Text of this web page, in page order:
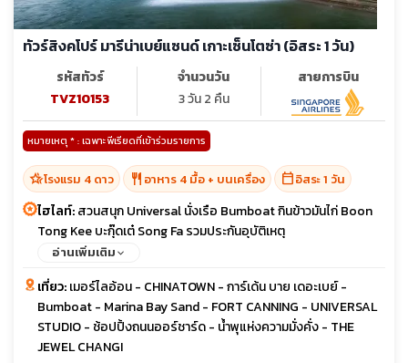
ทัวร์สิงคโปร์ มารีน่าเบย์แซนด์ เกาะเซ็นโตซ่า (อิสระ 1 วัน)
รหัสทัวร์
TVZ10153
จำนวนวัน
3 วัน 2 คืน
สายการบิน
หมายเหตุ * : เฉพาะพีเรียดที่เข้าร่วมรายการ
hotel_classโรงแรม 4 ดาว restaurant อาหาร 4 มื้อ + บนเครื่อง calendar_todayอิสระ 1 วัน
ไฮไลท์:สวนสนุก Universal นั่งเรือ Bumboat กินข้าวมันไก่ Boon
Tong Kee บะกุ๊ดเต๋ Song Fa รวมประกันอุบัติเหตุ
อ่านเพิ่มเติม
เที่ยว:เมอร์ไลอ้อน - CHINATOWN - การ์เด้น บาย เดอะเบย์ -
Bumboat - Marina Bay Sand - FORT CANNING - UNIVERSAL
STUDIO - ช้อปปิ้งถนนออร์ชาร์ด - น้ำพุแห่งความมั่งคั่ง - THE
JEWEL CHANGI